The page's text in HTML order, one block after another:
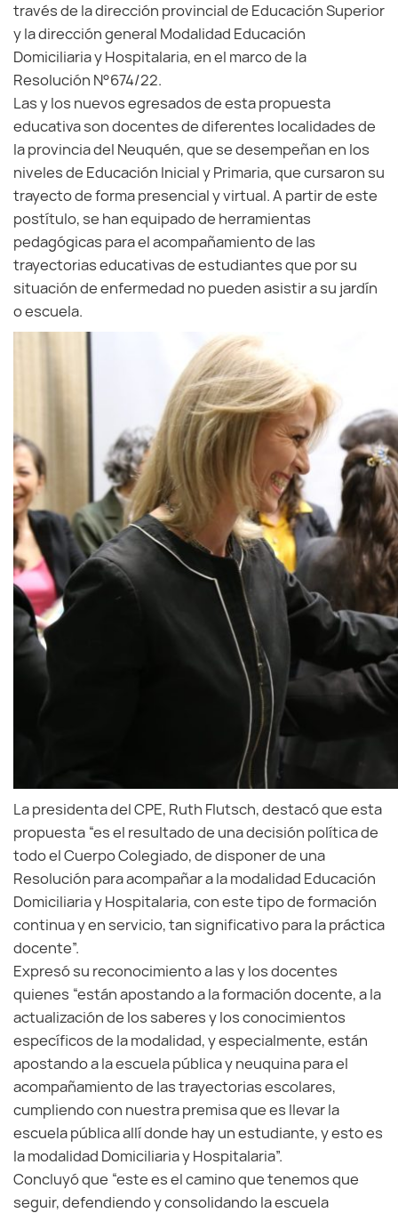
través de la dirección provincial de Educación Superior
y la dirección general Modalidad Educación
Domiciliaria y Hospitalaria, en el marco de la
Resolución N°674/22.
Las y los nuevos egresados de esta propuesta
educativa son docentes de diferentes localidades de
la provincia del Neuquén, que se desempeñan en los
niveles de Educación Inicial y Primaria, que cursaron su
trayecto de forma presencial y virtual. A partir de este
postítulo, se han equipado de herramientas
pedagógicas para el acompañamiento de las
trayectorias educativas de estudiantes que por su
situación de enfermedad no pueden asistir a su jardín
o escuela.
La presidenta del CPE, Ruth Flutsch, destacó que esta
propuesta “es el resultado de una decisión política de
todo el Cuerpo Colegiado, de disponer de una
Resolución para acompañar a la modalidad Educación
Domiciliaria y Hospitalaria, con este tipo de formación
continua y en servicio, tan significativo para la práctica
docente”.
Expresó su reconocimiento a las y los docentes
quienes “están apostando a la formación docente, a la
actualización de los saberes y los conocimientos
específicos de la modalidad, y especialmente, están
apostando a la escuela pública y neuquina para el
acompañamiento de las trayectorias escolares,
cumpliendo con nuestra premisa que es llevar la
escuela pública allí donde hay un estudiante, y esto es
la modalidad Domiciliaria y Hospitalaria”.
Concluyó que “este es el camino que tenemos que
seguir, defendiendo y consolidando la escuela